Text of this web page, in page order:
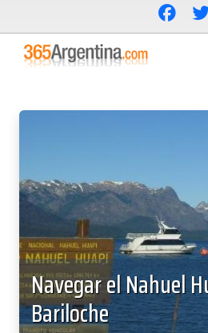
Navegar el Nahuel
Bariloche